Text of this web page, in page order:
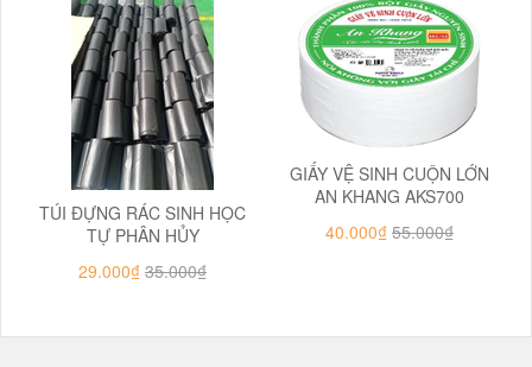
TÚI ĐỰNG RÁC SINH HỌC
TỰ PHÂN HỦY
29.000₫ 35.000₫
GIẤY VỆ SINH CUỘN LỚN
AN KHANG AKS700
40.000₫ 55.000₫